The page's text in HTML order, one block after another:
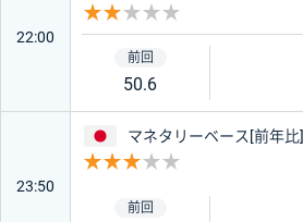
22:00
50.6
23:50
日本
マネタリーベース[前年比]